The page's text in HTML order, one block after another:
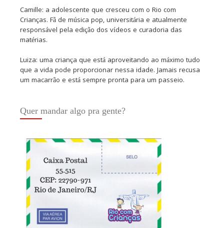
Camille: a adolescente que cresceu com o Rio com
Crianças. Fã de música pop, universitária e atualmente
responsável pela edição dos vídeos e curadoria das
matérias.
Luiza: uma criança que está aproveitando ao máximo tudo
que a vida pode proporcionar nessa idade. Jamais recusa
um macarrão e está sempre pronta para um passeio.
Quer mandar algo pra gente?